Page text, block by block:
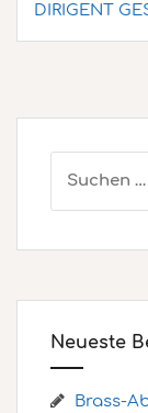
DIRIGENT
nach:
Neueste
Brass-